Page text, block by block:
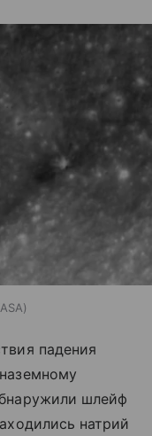
падения
шлейф
натрий